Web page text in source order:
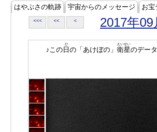
はやぶさの軌跡 宇宙からのメッセージ お宝
<<< << < 2017年09
♪この日
ひ
の「あけぼの」 衛星
えいせい
のデー